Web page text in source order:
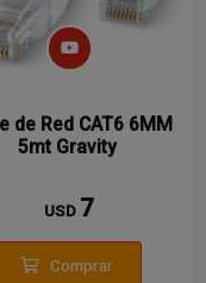
de Red CAT6 6MM
5mt Gravity
USD 7
Comprar